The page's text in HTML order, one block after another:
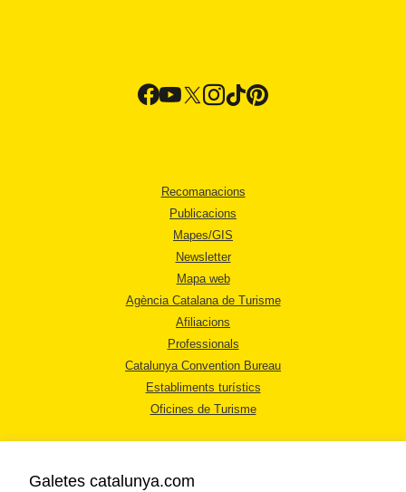
Recomanacions
Publicacions
Mapes/GIS
Newsletter
Mapa web
Agència Catalana de Turisme
Afiliacions
Professionals
Catalunya Convention Bureau
Establiments turístics
Oficines de Turisme
Galetes catalunya.com